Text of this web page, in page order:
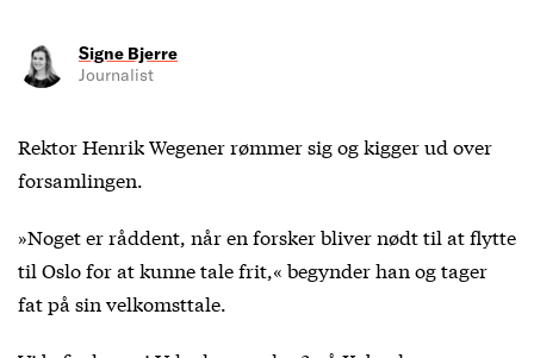
Signe Bjerre
Journalist
Rektor Henrik Wegener rømmer sig og kigger ud over
forsamlingen.
»Noget er råddent, når en forsker bliver nødt til at flytte
til Oslo for at kunne tale frit,« begynder han og tager
fat på sin velkomsttale.